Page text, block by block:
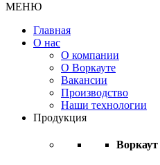
МЕНЮ
Главная
О нас
О компании
О Воркауте
Вакансии
Производство
Наши технологии
Продукция
Воркаут